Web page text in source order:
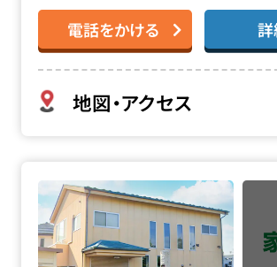
電話をかける
地図・アクセス
善応寺会館の詳細へ